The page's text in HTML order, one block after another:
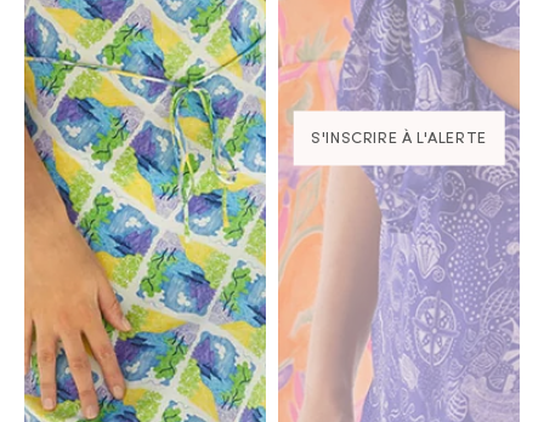
S'INSCRIRE À L'ALERTE